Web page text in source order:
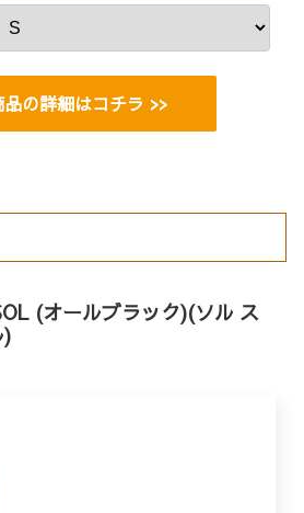
品の詳細はコチラ >>
(オールブラック)(ソル ス